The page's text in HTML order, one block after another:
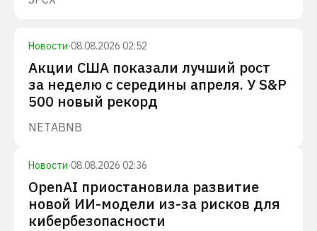
Новости·08.08.2026 02:52
Акции США показали лучший рост
за неделю с середины апреля. У S&P
500 новый рекорд
NETABNB
Новости·08.08.2026 02:36
OpenAI приостановила развитие
новой ИИ-модели из-за рисков для
кибербезопасности